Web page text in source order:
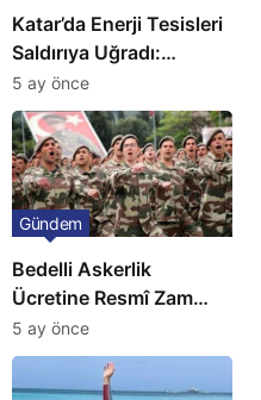
Katar’da Enerji Tesisleri
Saldırıya Uğradı:
Avrupa’da Doğalgaz
Fiyatlarında Sert Artış
5 ay önce
Bedelli Askerlik
Ücretine Resmî Zam
Geliyor
Gündem
5 ay önce